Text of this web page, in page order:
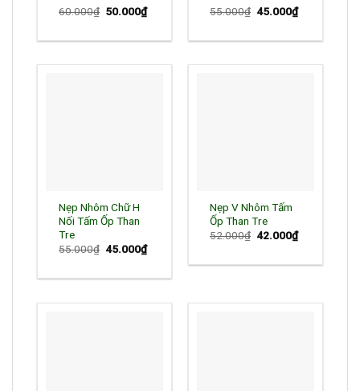
60.000₫ Giá
60.000₫.
50.000₫Giá
là:
55.000₫ Giá
55.000₫.
45.000₫Giá
là:
Nẹp Nhôm Chữ H
Nối Tấm Ốp Than
Tre
55.000₫ Giá
55.000₫.
45.000₫Giá
là:
Nẹp V Nhôm Tấm
Ốp Than Tre
52.000₫ Giá
52.000₫.
42.000₫Giá
là: